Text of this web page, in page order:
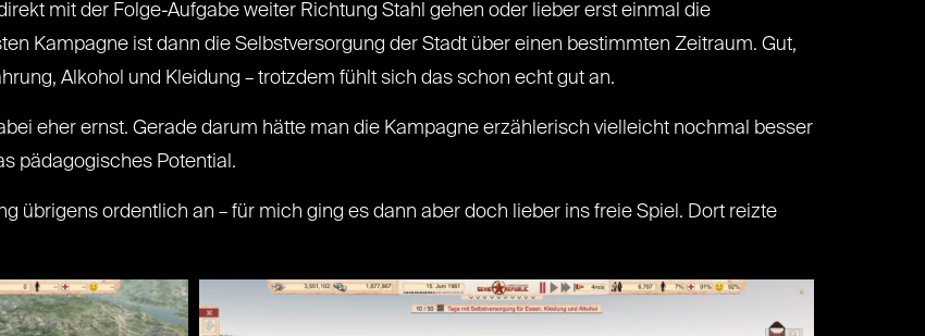
mit der Folge-Aufgabe weiter Richtung Stahl gehen oder lieber erst einmal die
Kampagne ist dann die Selbstversorgung der Stadt über einen bestimmten Zeitraum. Gut,
Alkohol und Kleidung – trotzdem fühlt sich das schon echt gut an.
eher ernst. Gerade darum hätte man die Kampagne erzählerisch vielleicht nochmal besser
pädagogisches Potential.
übrigens ordentlich an – für mich ging es dann aber doch lieber ins freie Spiel. Dort reizte